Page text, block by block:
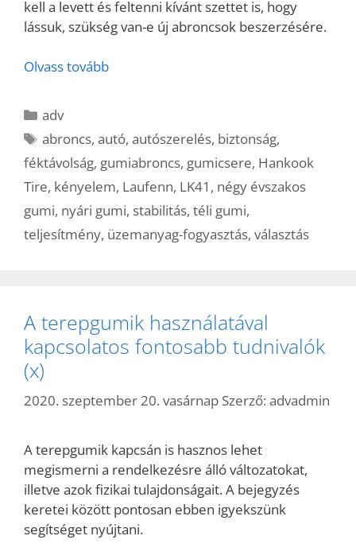
kell a levett és feltenni kívánt szettet is, hogy
lássuk, szükség van-e új abroncsok beszerzésére.
Olvass tovább
Kategória
adv
Címkék
abroncs,autó,autószerelés, biztonság,
féktávolság, gumiabroncs, gumicsere, Hankook
Tire, kényelem, Laufenn, LK41 , négy évszakos
gumi, nyári gumi, stabilitás, téli gumi,
teljesítmény, üzemanyag-fogyasztás, választás
A terepgumik használatával
kapcsolatos fontosabb tudnivalók
(x)
2020. szeptember 20. vasárnap Szerző: advadmin
A terepgumik kapcsán is hasznos lehet
megismerni a rendelkezésre álló változatokat,
illetve azok fizikai tulajdonságait. A bejegyzés
keretei között pontosan ebben igyekszünk
segítséget nyújtani.